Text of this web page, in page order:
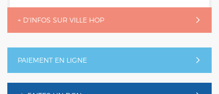
+ D'INFOS SUR VILLE HOP
PAIEMENT EN LIGNE